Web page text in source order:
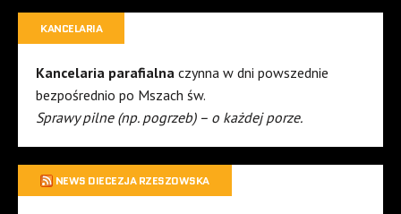
KANCELARIA
Kancelaria parafialna czynna w dni powszednie
bezpośrednio po Mszach św.
Sprawy pilne (np. pogrzeb) – o każdej porze.
NEWS DIECEZJA RZESZOWSKA